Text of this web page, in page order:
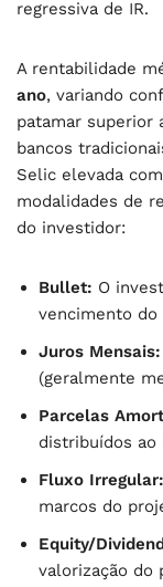
regressiva de IR.
A rentabilidade
ano, variando
patamar superior
bancos
Selic elevada
modalidades de
do investidor:
Bullet: O
vencimento do
Juros Mensais:
(geralmente
Parcelas
distribuídos ao
Fluxo Irregular:
marcos do
Equity/
valorização do